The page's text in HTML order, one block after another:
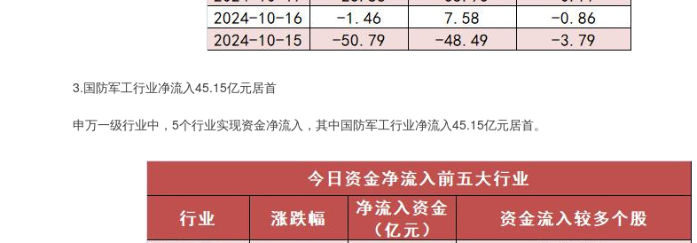
3.国防军工行业净流入45.15亿元居首
申万一级行业中，5个行业实现资金净流入，其中国防军工行业净流入45.15亿元居首。